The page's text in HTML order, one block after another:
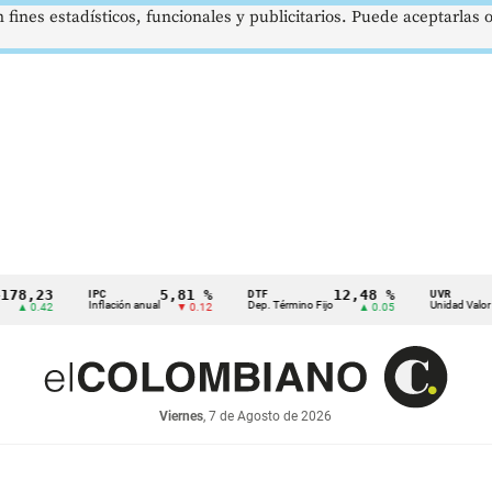
IPC
Inflación anual
5,81 %
▼ 0.12
DTF
Dep. Término Fijo
12,48 %
▲ 0.05
UVR
Unidad Valor Real
Viernes, 7 de Agosto de 2026
estadísticos, funcionales y publicitarios. Puede aceptarlas